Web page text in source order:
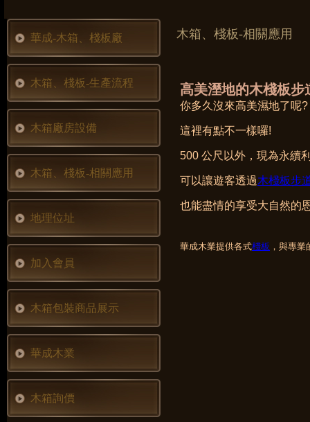
華成-木箱、棧板廠
木箱、棧板-生產流程
木箱廠房設備
木箱、棧板-相關應用
地理位址
加入會員
木箱包裝商品展示
華成木業
木箱詢價
木箱、棧板-相關應用
高美溼地的木棧板步
你多久沒來高美濕地了呢?
這裡有點不一樣囉!
500 公尺以外，現為永續
可以讓遊客透過木棧板步
也能盡情的享受大自然的
華成木業提供各式棧板 ，與專業